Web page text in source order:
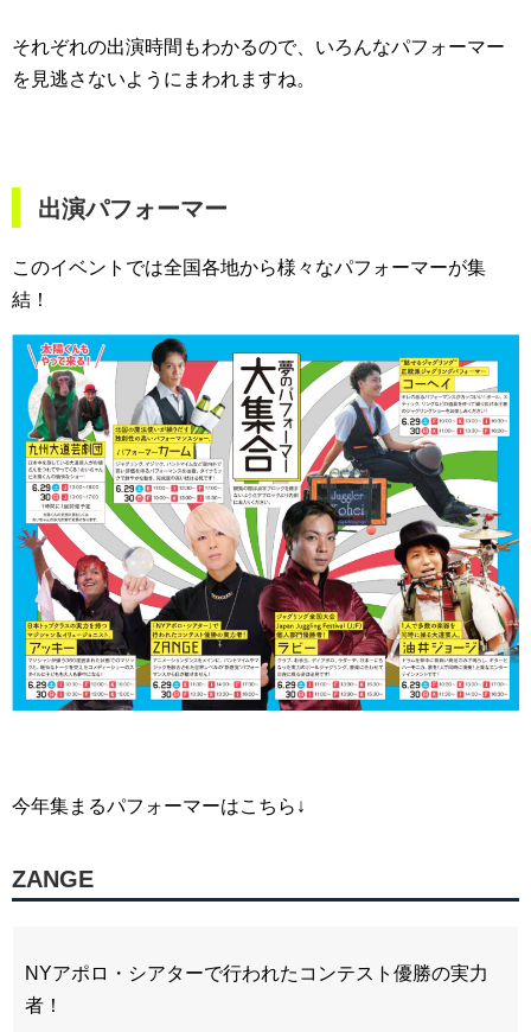
それぞれの出演時間もわかるので、いろんなパフォーマー
を見逃さないようにまわれますね。
出演パフォーマー
このイベントでは全国各地から様々なパフォーマーが集
結！
今年集まるパフォーマーはこちら↓
ZANGE
NYアポロ・シアターで行われたコンテスト優勝の実力
者！